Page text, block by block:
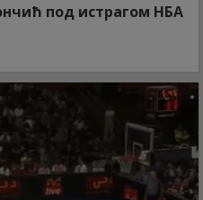
под истрагом НБА